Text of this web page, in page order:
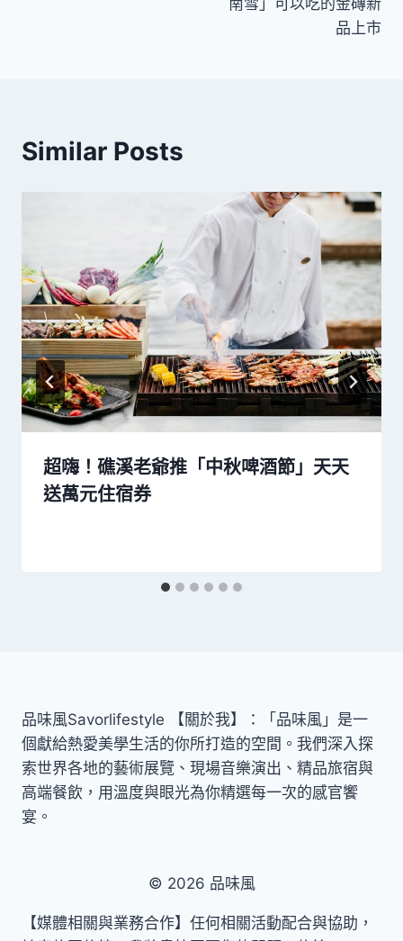
南雪」可以吃的金磚新
品上市
Similar Posts
超嗨！礁溪老爺推「中秋啤酒節」天天
送萬元住宿券
品味風Savorlifestyle 【關於我】：「品味風」是一
個獻給熱愛美學生活的你所打造的空間。我們深入探
索世界各地的藝術展覽、現場音樂演出、精品旅宿與
高端餐飲，用溫度與眼光為你精選每一次的感官饗
宴。
© 2026 品味風
【媒體相關與業務合作】任何相關活動配合與協助，